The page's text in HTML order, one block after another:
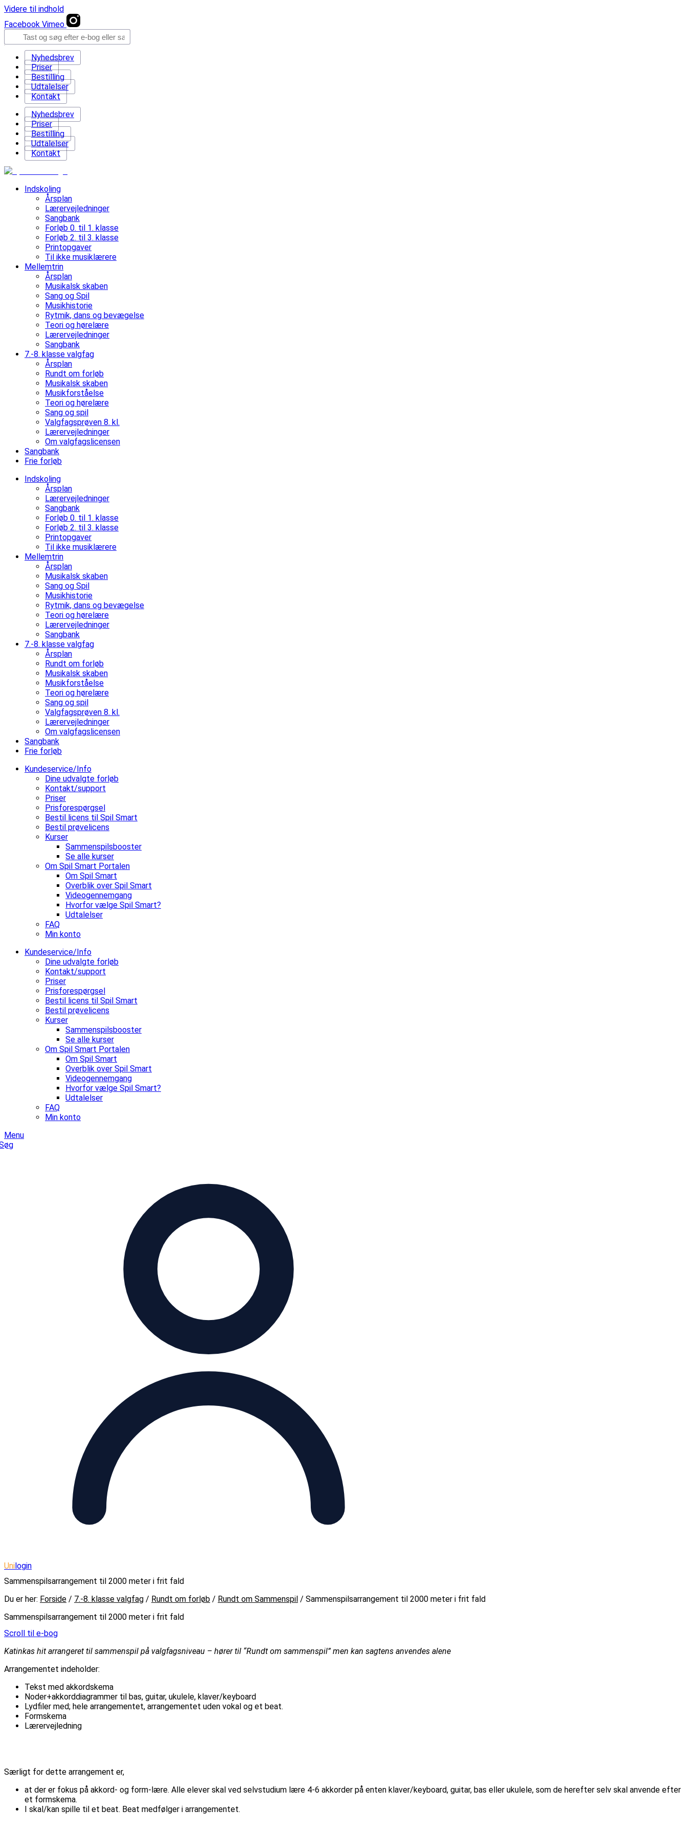
Videre til indhold
Facebook Vimeo
Nyhedsbrev
Priser
Bestilling
Udtalelser
Kontakt
Nyhedsbrev
Priser
Bestilling
Udtalelser
Kontakt
Indskoling
Årsplan
Lærervejledninger
Sangbank
Forløb 0. til 1. klasse
Forløb 2. til 3. klasse
Printopgaver
Til ikke musiklærere
Mellemtrin
Årsplan
Musikalsk skaben
Sang og Spil
Musikhistorie
Rytmik, dans og bevægelse
Teori og hørelære
Lærervejledninger
Sangbank
7.-8. klasse valgfag
Årsplan
Rundt om forløb
Musikalsk skaben
Musikforståelse
Teori og hørelære
Sang og spil
Valgfagsprøven 8. kl.
Lærervejledninger
Om valgfagslicensen
Sangbank
Frie forløb
Indskoling
Årsplan
Lærervejledninger
Sangbank
Forløb 0. til 1. klasse
Forløb 2. til 3. klasse
Printopgaver
Til ikke musiklærere
Mellemtrin
Årsplan
Musikalsk skaben
Sang og Spil
Musikhistorie
Rytmik, dans og bevægelse
Teori og hørelære
Lærervejledninger
Sangbank
7.-8. klasse valgfag
Årsplan
Rundt om forløb
Musikalsk skaben
Musikforståelse
Teori og hørelære
Sang og spil
Valgfagsprøven 8. kl.
Lærervejledninger
Om valgfagslicensen
Sangbank
Frie forløb
Kundeservice/Info
Dine udvalgte forløb
Kontakt/support
Priser
Prisforespørgsel
Bestil licens til Spil Smart
Bestil prøvelicens
Kurser
Sammenspilsbooster
Se alle kurser
Om Spil Smart Portalen
Om Spil Smart
Overblik over Spil Smart
Videogennemgang
Hvorfor vælge Spil Smart?
Udtalelser
FAQ
Min konto
Kundeservice/Info
Dine udvalgte forløb
Kontakt/support
Priser
Prisforespørgsel
Bestil licens til Spil Smart
Bestil prøvelicens
Kurser
Sammenspilsbooster
Se alle kurser
Om Spil Smart Portalen
Om Spil Smart
Overblik over Spil Smart
Videogennemgang
Hvorfor vælge Spil Smart?
Udtalelser
FAQ
Min konto
Menu
Uni login
Sammenspilsarrangement til 2000 meter i frit fald
Forside / 7.-8. klasse valgfag / Rundt om forløb / Rundt om Sammenspil / Sammenspilsarrangement til 2000 meter i frit fald
Sammenspilsarrangement til 2000 meter i frit fald
Scroll til e-bog
Katinkas hit arrangeret til sammenspil på valgfagsniveau – hører til “Rundt om sammenspil” men kan sagtens anvendes alene
Arrangementet indeholder:
Tekst med akkordskema
Noder+akkorddiagrammer til bas, guitar, ukulele, klaver/keyboard
Lydfiler med; hele arrangementet, arrangementet uden vokal og et beat.
Formskema
Lærervejledning
Særligt for dette arrangement er,
at der er fokus på akkord- og form-lære. Alle elever skal ved selvstudium lære 4-6 akkorder på enten klaver/keyboard, guitar, bas eller ukulele, som de herefter selv skal anvende efter
et formskema.
I skal/kan spille til et beat. Beat medfølger i arrangementet.